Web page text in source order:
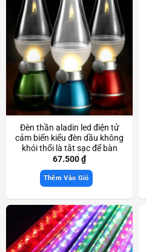
Đèn thần aladin led điện tử
cảm biến kiểu đèn dầu không
khói thổi là tắt sạc để bàn
trang trí đẹp mắt Scd3466
67.500₫
Thêm Vào Giỏ